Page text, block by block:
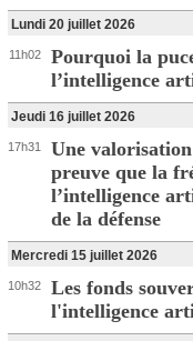
Lundi 20 juillet 2026
11h02
Pourquoi la
l’intelligence
Jeudi 16 juillet 2026
17h31
Une
preuve que la
l’intelligence
de la défense
Mercredi 15 juillet 2026
10h32
Les fonds
l'intelligence